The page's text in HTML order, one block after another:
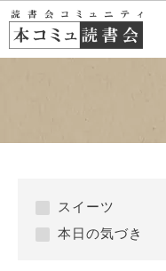
スイーツ
本日の気づき